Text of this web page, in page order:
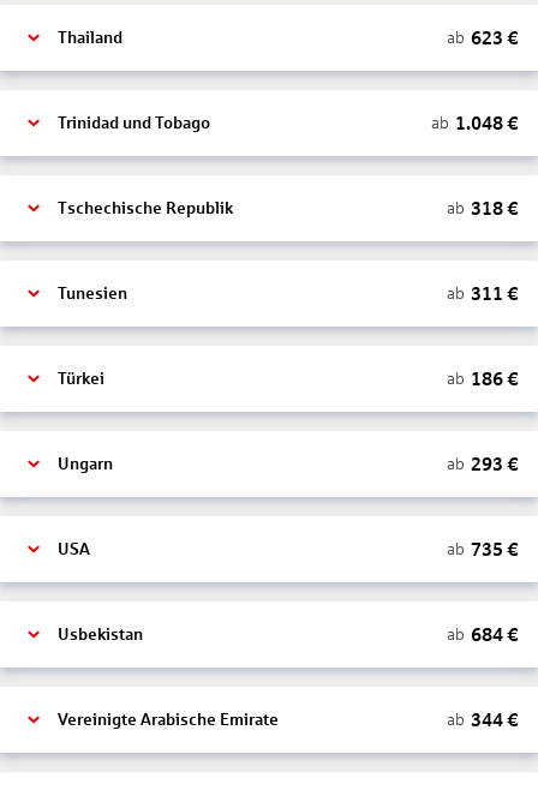
Thailand ab 623 €
Trinidad und Tobago ab 1.048€
Tschechische Republik ab 318€
Tunesien ab 311 €
Türkei ab 186€
Ungarn ab 293 €
USA ab 735 €
Usbekistan ab 684€
Vereinigte Arabische Emirate ab 344€